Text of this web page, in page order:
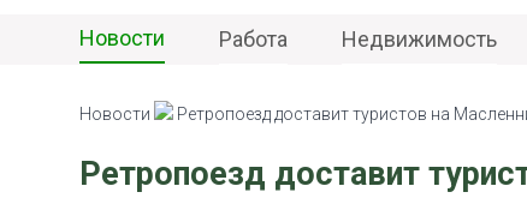
Новости Работа Недвижимость
Новости Ретропоезд доставит туристов на
Ретропоезд доставит